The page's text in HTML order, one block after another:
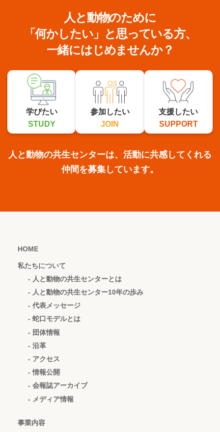
人と動物のために
「何かしたい」と思っている方、
一緒にはじめませんか？
学びたい
STUDY
参加したい
JOIN
支援したい
SUPPORT
人と動物の共生センターは、活動に共感してくれる
仲間を募集しています。
HOME
私たちについて
- 人と動物の共生センターとは
- 人と動物の共生センター10年の歩み
- 代表メッセージ
- 蛇口モデルとは
- 団体情報
- 沿革
- アクセス
- 情報公開
- 会報誌アーカイブ
- メディア情報
事業内容